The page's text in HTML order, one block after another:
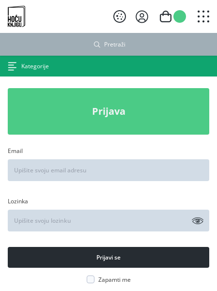
Hoću knjigu crni logo
Pretraži
Kategorije
Prijava
Email
Lozinka
Zapamti me